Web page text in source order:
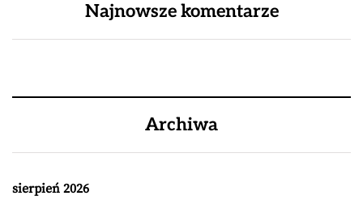
Najnowsze komentarze
Archiwa
sierpień 2026